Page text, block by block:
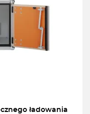
ładowania